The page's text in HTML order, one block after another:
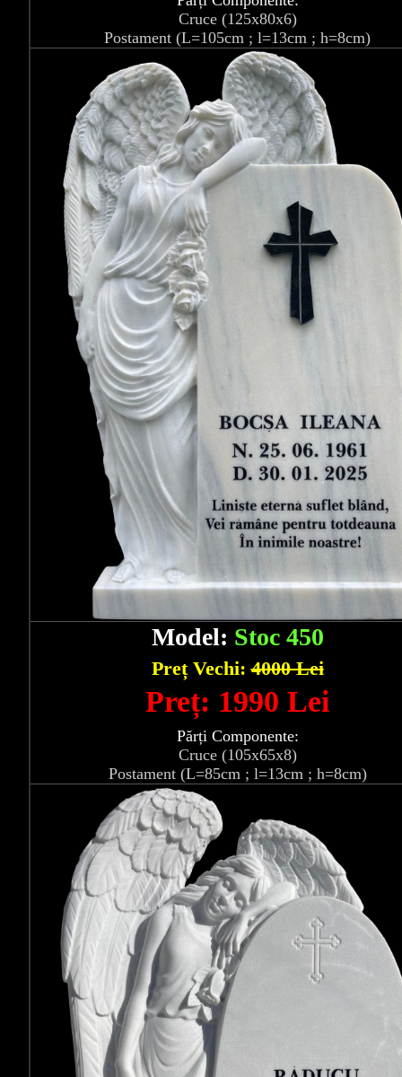
Cruce (125x80x6)
Postament (L=105cm ; l=13cm ; h=8cm)
Model: Stoc 450
Preț Vechi:4000 Lei
Preț: 1990 Lei
Părți Componente:
Cruce (105x65x8)
Postament (L=85cm ; l=13cm ; h=8cm)